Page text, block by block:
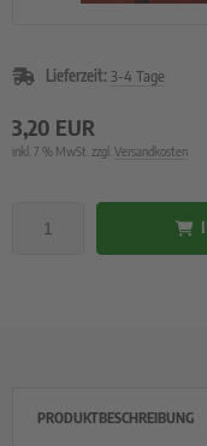
Lieferzeit: 3-4 Tage
3,20 EUR
inkl. 7 % MwSt. zzgl. Versandkosten
PRODUKTBESCHREIBUNG